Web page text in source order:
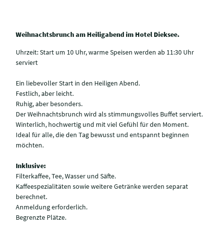
Weihnachtsbrunch am Heiligabend im Hotel Dieksee.
Uhrzeit: Start um 10 Uhr, warme Speisen werden ab 11:30 Uhr
serviert
Ein liebevoller Start in den Heiligen Abend.
Festlich, aber leicht.
Ruhig, aber besonders.
Der Weihnachtsbrunch wird als stimmungsvolles Buffet serviert.
Winterlich, hochwertig und mit viel Gefühl für den Moment.
Ideal für alle, die den Tag bewusst und entspannt beginnen
möchten.
Inklusive:
Filterkaffee, Tee, Wasser und Säfte.
Kaffeespezialitäten sowie weitere Getränke werden separat
berechnet.
Anmeldung erforderlich.
Begrenzte Plätze.